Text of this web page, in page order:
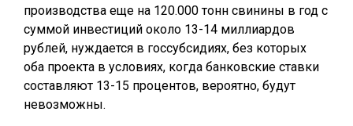
производства еще на 120.000 тонн свинины в год с
суммой инвестиций около 13-14 миллиардов
рублей, нуждается в госсубсидиях, без которых
оба проекта в условиях, когда банковские ставки
составляют 13-15 процентов, вероятно, будут
невозможны.